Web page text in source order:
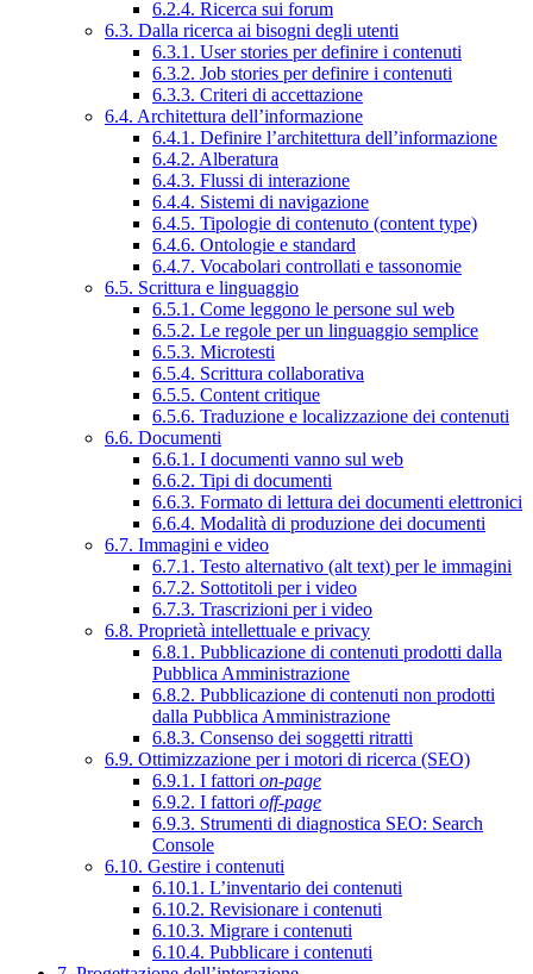
6.2.4. Ricerca sui forum
6.3. Dalla ricerca ai bisogni degli utenti
6.3.1. User stories per definire i contenuti
6.3.2. Job stories per definire i contenuti
6.3.3. Criteri di accettazione
6.4. Architettura dell’informazione
6.4.1. Definire l’architettura dell’informazione
6.4.2. Alberatura
6.4.3. Flussi di interazione
6.4.4. Sistemi di navigazione
6.4.5. Tipologie di contenuto (content type)
6.4.6. Ontologie e standard
6.4.7. Vocabolari controllati e tassonomie
6.5. Scrittura e linguaggio
6.5.1. Come leggono le persone sul web
6.5.2. Le regole per un linguaggio semplice
6.5.3. Microtesti
6.5.4. Scrittura collaborativa
6.5.5. Content critique
6.5.6. Traduzione e localizzazione dei contenuti
6.6. Documenti
6.6.1. I documenti vanno sul web
6.6.2. Tipi di documenti
6.6.3. Formato di lettura dei documenti elettronici
6.6.4. Modalità di produzione dei documenti
6.7. Immagini e video
6.7.1. Testo alternativo (alt text) per le immagini
6.7.2. Sottotitoli per i video
6.7.3. Trascrizioni per i video
6.8. Proprietà intellettuale e privacy
6.8.1. Pubblicazione di contenuti prodotti dalla
Pubblica Amministrazione
6.8.2. Pubblicazione di contenuti non prodotti
dalla Pubblica Amministrazione
6.8.3. Consenso dei soggetti ritratti
6.9. Ottimizzazione per i motori di ricerca (SEO)
6.9.1. I fattori on-page
6.9.2. I fattori off-page
6.9.3. Strumenti di diagnostica SEO: Search
Console
6.10. Gestire i contenuti
6.10.1. L’inventario dei contenuti
6.10.2. Revisionare i contenuti
6.10.3. Migrare i contenuti
6.10.4. Pubblicare i contenuti